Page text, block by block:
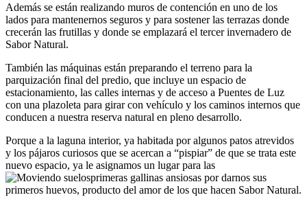
Además se están realizando muros de contención en uno de los
lados para mantenernos seguros y para sostener las terrazas donde
crecerán las frutillas y donde se emplazará el tercer invernadero de
Sabor Natural.
También las máquinas están preparando el terreno para la
parquización final del predio, que incluye un espacio de
estacionamiento, las calles internas y de acceso a Puentes de Luz
con una plazoleta para girar con vehículo y los caminos internos que
conducen a nuestra reserva natural en pleno desarrollo.
Porque a la laguna interior, ya habitada por algunos patos atrevidos
y los pájaros curiosos que se acercan a “pispiar” de que se trata este
nuevo espacio, ya le asignamos un lugar para las
primeras gallinas ansiosas por darnos sus
primeros huevos, producto del amor de los que hacen Sabor Natural.